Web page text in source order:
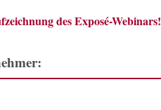
des Exposé-Webinars!